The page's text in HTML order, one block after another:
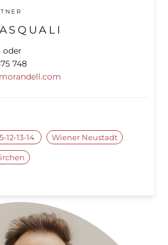
oder
748
13-14 Wiener Neustadt